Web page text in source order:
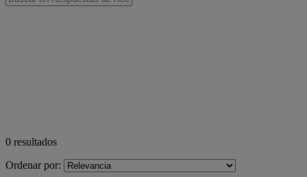
0 resultados
Ordenar por: